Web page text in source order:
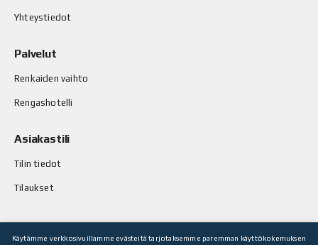
Yhteystiedot
Palvelut
Renkaiden vaihto
Rengashotelli
Asiakastili
Tilin tiedot
Tilaukset
Käytämme verkkosivuillamme evästeitä tarjotaksemme paremman käyttökokemuksen